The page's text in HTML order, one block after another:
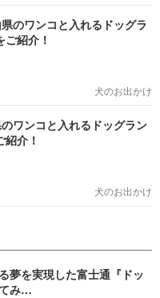
のワンコと入れるドッグラ
紹介！
犬のお出かけ
のワンコと入れるドッグラン
介！
犬のお出かけ
夢を実現した富士通『ドッ
み…